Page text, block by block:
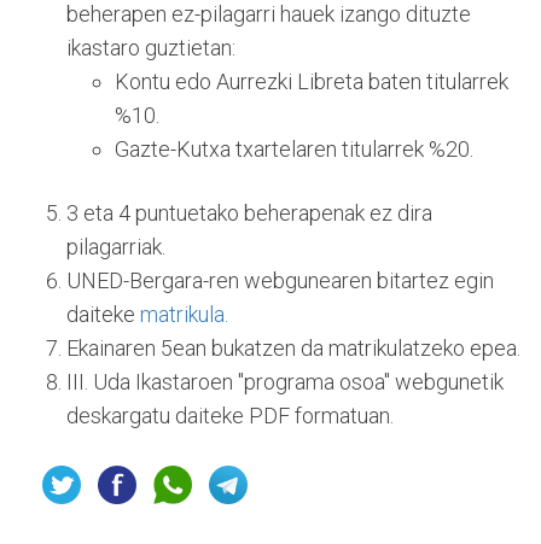
beherapen ez-pilagarri hauek izango dituzte
ikastaro guztietan:
Kontu edo Aurrezki Libreta baten titularrek
%10.
Gazte-Kutxa txartelaren titularrek %20.
3 eta 4 puntuetako beherapenak ez dira
pilagarriak.
UNED-Bergara-ren webgunearen bitartez egin
daiteke matrikula.
Ekainaren 5ean bukatzen da matrikulatzeko epea.
III. Uda Ikastaroen "programa osoa" webgunetik
deskargatu daiteke PDF formatuan.